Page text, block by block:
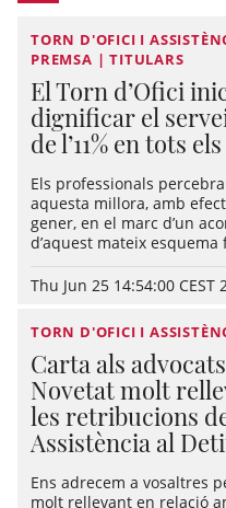
TORN D'OFICI I
PREMSA | TITULARS
El Torn d’Ofici
dignificar el
de l’11% en tots
Els professionals
aquesta millora, amb
gener, en el marc d’un
d’aquest mateix esquema
Thu Jun 25 14:54:00 CEST
TORN D'OFICI I
Carta als
Novetat molt
les retribucions
Assistència al
Ens adrecem a vosaltres
molt rellevant en relació